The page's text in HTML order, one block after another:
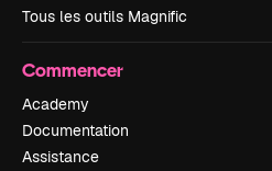
Tous les outils Magnific
Commencer
Academy
Documentation
Assistance